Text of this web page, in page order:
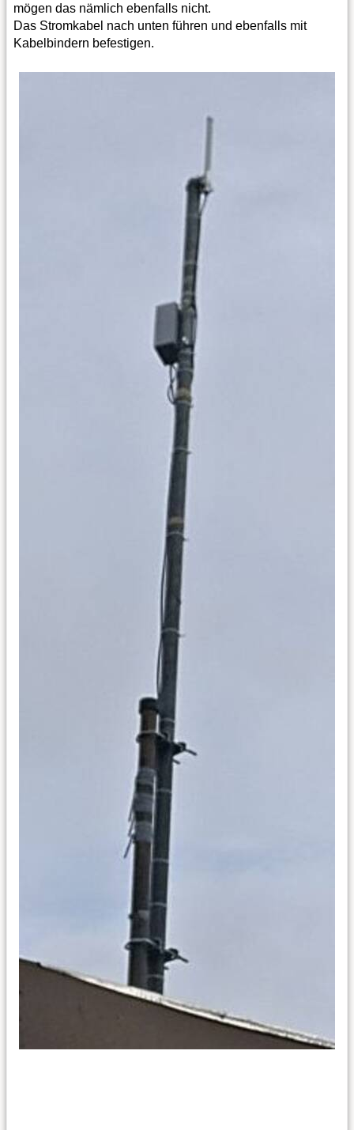
mögen das nämlich ebenfalls nicht.
Das Stromkabel nach unten führen und ebenfalls mit
Kabelbindern befestigen.